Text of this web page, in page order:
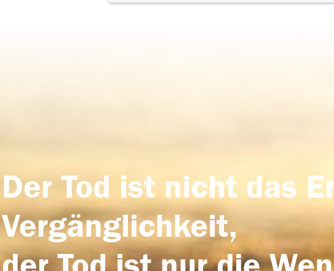
Der Tod ist nicht das
Vergänglichkeit,